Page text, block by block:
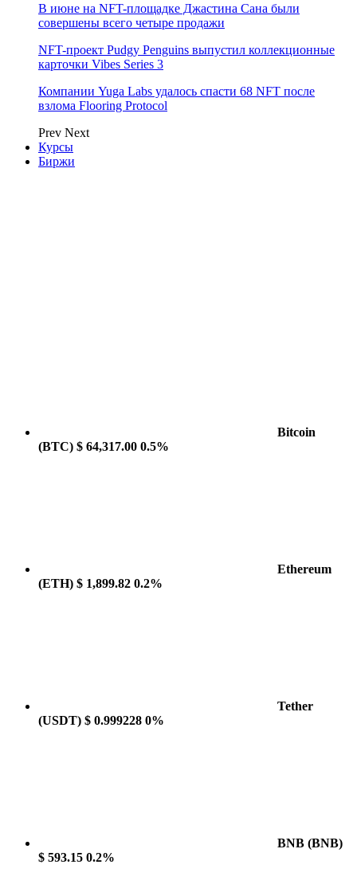
В июне на NFT-площадке Джастина Сана были
совершены всего четыре продажи
NFT-проект Pudgy Penguins выпустил коллекционные
карточки Vibes Series 3
Компании Yuga Labs удалось спасти 68 NFT после
взлома Flooring Protocol
Prev Next
Курсы
Биржи
Bitcoin
(BTC) $ 64,317.00 0.5%
Ethereum
(ETH) $ 1,899.82 0.2%
Tether
(USDT) $ 0.999228 0%
BNB (BNB)
$ 593.15 0.2%